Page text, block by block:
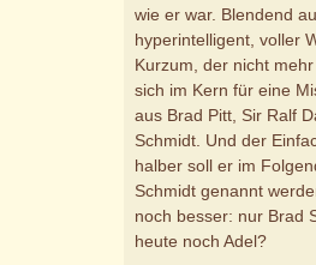
wie er war. Blendend
hyperintelligent, voller
Kurzum, der nicht
sich im Kern für eine
aus Brad Pitt, Sir Ralf
Schmidt. Und der
halber soll er im
Schmidt genannt
noch besser: nur Brad
heute noch Adel?